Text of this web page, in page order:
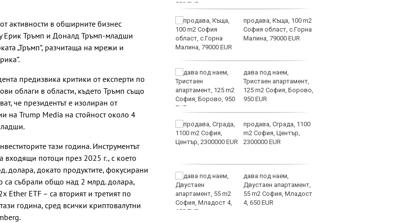
активности в обширните бизнес
Ерик Тръмп и Доналд Тръмп-младши
„Тръмп“, разчитаща на мрежи и
предизвика критики от експерти по
облаги в области, където Тръмп също
че президентът е изолиран от
на Trump Media на стойност около 4
тази година. Инструментът
потоци през 2025 г., с което
долара, докато продуктите, фокусирани
са събрали общо над 2 млрд. долара,
Ether ETF – са вторият и третият по
година, сред всички криптовалутни
Вечерен крос ще се
Морската градина на
Варна
ловния сезон за
пернат дивеч
Аматьорската купа
Национална мрежа за
децата:
Саморазправата не е
правосъдие след
случая с „ловци на педофили“
продава, Къща, 100 m2
София област, с.Горна
Малина, 79000 EUR
дава под наем,
Тристаен апартамент,
125 m2 София, Борово,
950 EUR
продава, Сграда, 1100
m2 София, Център,
2300000 EUR
дава под наем,
Двустаен апартамент,
55 m2 София, Младост
4, 650 EUR